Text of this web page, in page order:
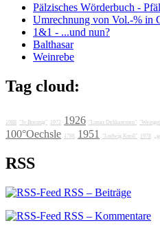
Pälzisches Wörderbuch -
Umrechnung von Vol.-% in
1&1 - ...und nun?
Balthasar
Weinrebe
Tag cloud:
1988 "Jo Breunig" 1972 1926 "Lunas Delikatessen"
100°Oechsle 1788 1951 "Ludwig Knoll" 1978
RSS
RSS – Beiträge
RSS – Kommentare